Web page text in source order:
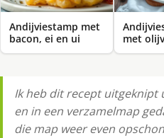
Andijviestamp met
bacon, ei en ui
met
Ik heb dit recept uitgeknipt
en in een verzamelmap
die map weer even